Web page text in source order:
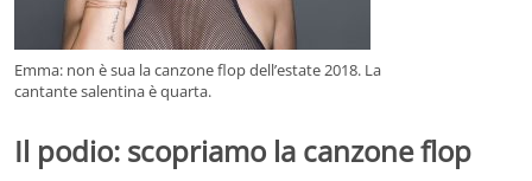
Emma: non è sua la canzone flop dell’estate 2018. La
cantante salentina è quarta.
Il podio: scopriamo la canzone flop